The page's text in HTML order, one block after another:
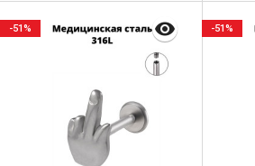
-51% -51%